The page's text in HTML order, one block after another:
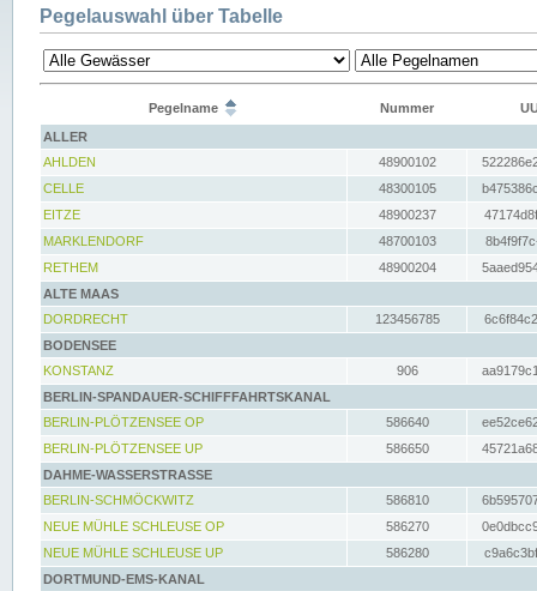
Pegelauswahl über Tabelle
Pegelname Nummer
ALLER
AHLDEN
48900102
CELLE
48300105
EITZE
48900237
MARKLENDORF
48700103
RETHEM
48900204
ALTE MAAS
DORDRECHT
123456785
BODENSEE
KONSTANZ
906
BERLIN-SPANDAUER-SCHIFFFAHRTSKANAL
BERLIN-PLÖTZENSEE OP
586640
BERLIN-PLÖTZENSEE UP
586650
DAHME-WASSERSTRASSE
BERLIN-SCHMÖCKWITZ
586810
NEUE MÜHLE SCHLEUSE OP
586270
NEUE MÜHLE SCHLEUSE UP
586280
DORTMUND-EMS-KANAL